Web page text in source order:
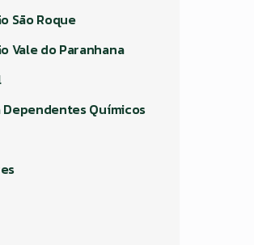
São Roque
Vale do Paranhana
Químicos